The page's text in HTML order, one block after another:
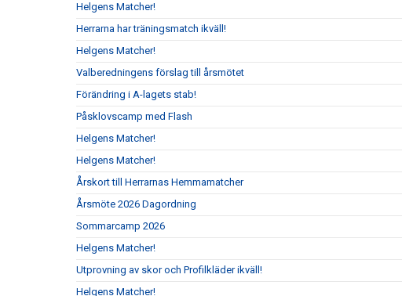
Helgens Matcher!
Herrarna har träningsmatch ikväll!
Helgens Matcher!
Valberedningens förslag till årsmötet
Förändring i A-lagets stab!
Påsklovscamp med Flash
Helgens Matcher!
Helgens Matcher!
Årskort till Herrarnas Hemmamatcher
Årsmöte 2026 Dagordning
Sommarcamp 2026
Helgens Matcher!
Utprovning av skor och Profilkläder ikväll!
Helgens Matcher!